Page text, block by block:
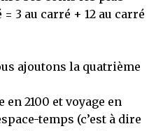
3 au carré + 12 au carré
ajoutons la quatrième
2100 et voyage en
temps (c’est à dire